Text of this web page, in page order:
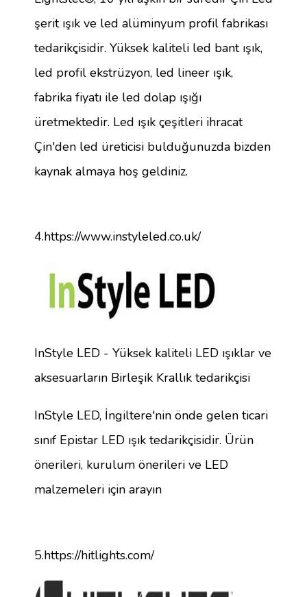
şerit ışık ve led alüminyum profil fabrikası
tedarikçisidir. Yüksek kaliteli led bant ışık,
led profil ekstrüzyon, led lineer ışık,
fabrika fiyatı ile led dolap ışığı
üretmektedir. Led ışık çeşitleri ihracat
Çin'den led üreticisi bulduğunuzda bizden
kaynak almaya hoş geldiniz.
4.https://www.instyleled.co.uk/
InStyle LED - Yüksek kaliteli LED ışıklar ve
aksesuarların Birleşik Krallık tedarikçisi
InStyle LED, İngiltere'nin önde gelen ticari
sınıf Epistar LED ışık tedarikçisidir. Ürün
önerileri, kurulum önerileri ve LED
malzemeleri için arayın
5.https://hitlights.com/